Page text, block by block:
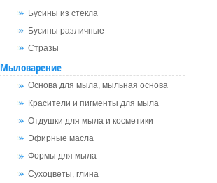
Бусины из стекла
Бусины различные
Стразы
Мыловарение
Основа для мыла, мыльная основа
Красители и пигменты для мыла
Отдушки для мыла и косметики
Эфирные масла
Формы для мыла
Сухоцветы, глина